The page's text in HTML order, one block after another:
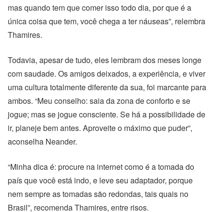
mas quando tem que comer isso todo dia, por que é a
única coisa que tem, você chega a ter náuseas”, relembra
Thamires.
Todavia, apesar de tudo, eles lembram dos meses longe
com saudade. Os amigos deixados, a experiência, e viver
uma cultura totalmente diferente da sua, foi marcante para
ambos. “Meu conselho: saia da zona de conforto e se
jogue; mas se jogue consciente. Se há a possibilidade de
ir, planeje bem antes. Aproveite o máximo que puder”,
aconselha Neander.
“Minha dica é: procure na internet como é a tomada do
país que você está indo, e leve seu adaptador, porque
nem sempre as tomadas são redondas, tais quais no
Brasil”, recomenda Thamires, entre risos.